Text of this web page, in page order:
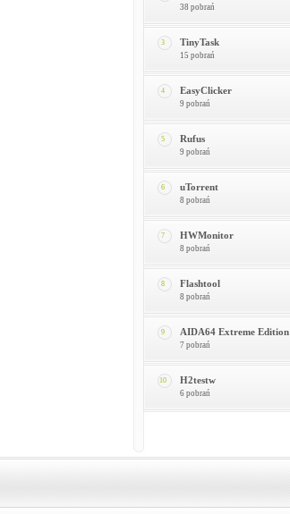
38 pobrań
3 TinyTask
15 pobrań
4 EasyClicker
9 pobrań
5 Rufus
9 pobrań
6 uTorrent
8 pobrań
7 HWMonitor
8 pobrań
8 Flashtool
8 pobrań
9 AIDA64 Extreme Edition
7 pobrań
10 H2testw
6 pobrań